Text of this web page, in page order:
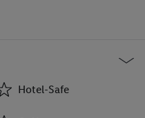
erreichen. Der
Hotel-Safe